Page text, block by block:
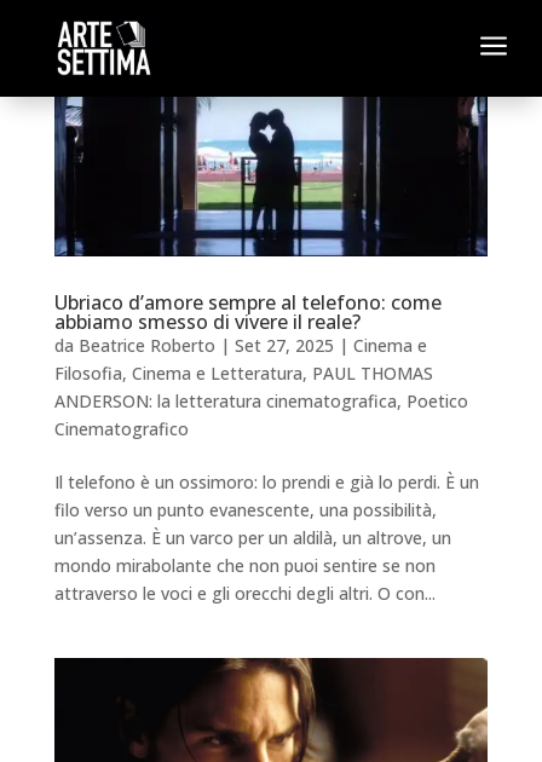
a
Ubriaco d’amore sempre al telefono: come
abbiamo smesso di vivere il reale?
da Beatrice Roberto | Set 27, 2025 | Cinema e
Filosofia, Cinema e Letteratura, PAUL THOMAS
ANDERSON: la letteratura cinematografica, Poetico
Cinematografico
Il telefono è un ossimoro: lo prendi e già lo perdi. È un
filo verso un punto evanescente, una possibilità,
un’assenza. È un varco per un aldilà, un altrove, un
mondo mirabolante che non puoi sentire se non
attraverso le voci e gli orecchi degli altri. O con...